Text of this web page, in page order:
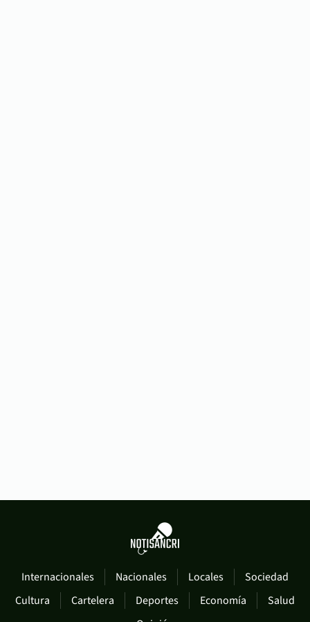
Internacionales Nacionales Locales
Sociedad
Cultura
Cartelera Deportes Economía
Salud